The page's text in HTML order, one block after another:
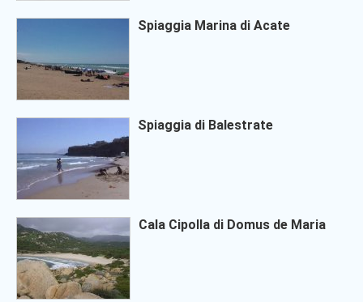
Spiaggia Marina di Acate
Spiaggia di Balestrate
Cala Cipolla di Domus de Maria